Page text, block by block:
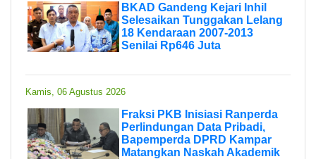
BKAD Gandeng Kejari Inhil
Selesaikan Tunggakan Lelang
18 Kendaraan 2007-2013
Senilai Rp646 Juta
Kamis, 06 Agustus 2026
Fraksi PKB Inisiasi Ranperda
Perlindungan Data Pribadi,
Bapemperda DPRD Kampar
Matangkan Naskah Akademik